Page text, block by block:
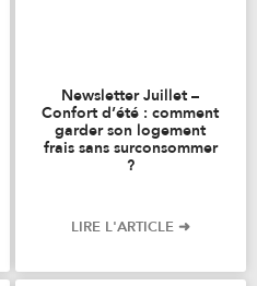
Newsletter Juillet –
Confort d’été : comment
garder son logement
frais sans surconsommer
?
LIRE L'ARTICLE ➜